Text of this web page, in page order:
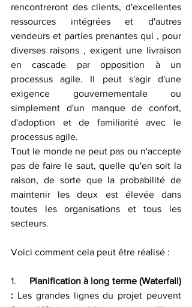
rencontreront des clients, d'excellentes
ressources intégrées et d'autres
vendeurs et parties prenantes qui , pour
diverses raisons , exigent une livraison
en cascade par opposition à un
processus agile. Il peut s'agir d'une
exigence gouvernementale ou
simplement d'un manque de confort,
d'adoption et de familiarité avec le
processus agile.
Tout le monde ne peut pas ou n'accepte
pas de faire le saut, quelle qu'en soit la
raison, de sorte que la probabilité de
maintenir les deux est élevée dans
toutes les organisations et tous les
secteurs.
Voici comment cela peut être réalisé :
1. Planification à long terme (Waterfall)
: Les grandes lignes du projet peuvent